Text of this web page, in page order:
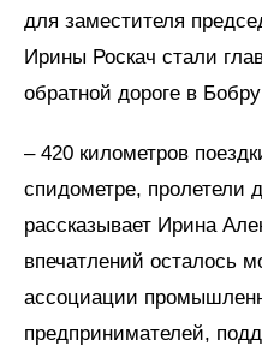
для заместителя
Ирины Роскач стали
обратной дороге в
– 420 километров
спидометре, пролетели
рассказывает Ирина
впечатлений осталось
ассоциации
предпринимателей,